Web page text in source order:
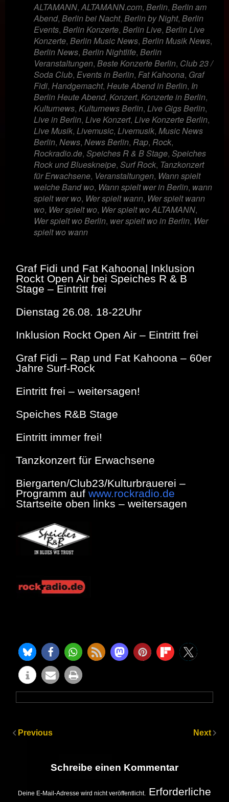
ALTAMANN,ALTAMANN.com, Berlin, Berlin am
Abend, Berlin bei Nacht, Berlin by Night, Berlin
Events, Berlin Konzerte, Berlin Live, Berlin Live
Konzerte, Berlin Music News, Berlin Musik News,
Berlin News, Berlin Nightlife, Berlin
Veranstaltungen, Beste Konzerte Berlin, Club 23 /
Soda Club, Events in Berlin, Fat Kahoona, Graf
Fidi, Handgemacht, Heute Abend in Berlin, In
Berlin Heute Abend, Konzert, Konzerte in Berlin,
Kulturnews, Kulturnews Berlin, Live Gigs Berlin,
Live in Berlin, Live Konzert, Live Konzerte Berlin,
Live Musik, Livemusic, Livemusik, Music News
Berlin, News, News Berlin, Rap, Rock,
Rockradio.de, Speiches R & B Stage, Speiches
Rock und Blueskneipe, Surf Rock, Tanzkonzert
für Erwachsene, Veranstaltungen, Wann spielt
welche Band wo, Wann spielt wer in Berlin, wann
spielt wer wo, Wer spielt wann, Wer spielt wann
wo, Wer spielt wo, Wer spielt wo ALTAMANN,
Wer spielt wo Berlin, wer spielt wo in Berlin, Wer
spielt wo wann
Graf Fidi und Fat Kahoona| Inklusion
Rockt Open Air bei Speiches R & B
Stage – Eintritt frei
Dienstag 26.08. 18-22Uhr
Inklusion Rockt Open Air – Eintritt frei
Graf Fidi – Rap und Fat Kahoona – 60er
Jahre Surf-Rock
Eintritt frei – weitersagen!
Speiches R&B Stage
Eintritt immer frei!
Tanzkonzert für Erwachsene
Biergarten/Club23/Kulturbrauerei –
Programm auf www.rockradio.de
Startseite oben links – weitersagen
Previous Next
Schreibe einen Kommentar
Deine E-Mail-Adresse wird nicht veröffentlicht. Erforderliche